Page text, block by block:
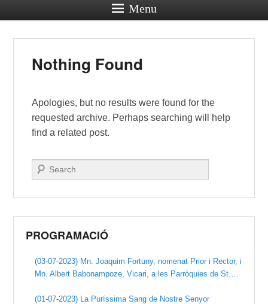
Menu
Nothing Found
Apologies, but no results were found for the
requested archive. Perhaps searching will help
find a related post.
Search
PROGRAMACIÓ
(03-07-2023) Mn. Joaquim Fortuny, nomenat Prior i Rector, i
Mn. Albert Babonampoze, Vicari, a les Parròquies de St.
Reus).
(01-07-2023) La Puríssima Sang de Nostre Senyor